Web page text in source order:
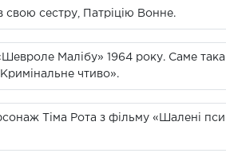
свою сестру, Патріцію Вонне.
«Шевроле Малібу» 1964 року. Саме
чтиво».
Тіма Рота з фільму «Шалені